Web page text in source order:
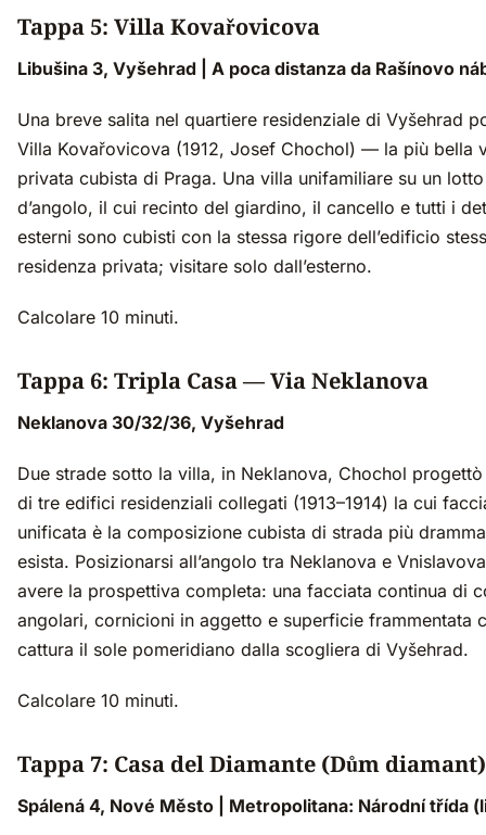
Tappa 5: Villa Kovařovicova
Libušina 3, Vyšehrad | A poca distanza da Rašínovo
Una breve salita nel quartiere residenziale di Vyšehrad
Villa Kovařovicova (1912, Josef Chochol) — la più bella
privata cubista di Praga. Una villa unifamiliare su un lotto
d’angolo, il cui recinto del giardino, il cancello e tutti i
esterni sono cubisti con la stessa rigore dell’edificio
residenza privata; visitare solo dall’esterno.
Calcolare 10 minuti.
Tappa 6: Tripla Casa — Via Neklanova
Neklanova 30/32/36, Vyšehrad
Due strade sotto la villa, in Neklanova, Chochol
di tre edifici residenziali collegati (1913–1914) la cui
unificata è la composizione cubista di strada più
esista. Posizionarsi all’angolo tra Neklanova e
avere la prospettiva completa: una facciata continua di
angolari, cornicioni in aggetto e superficie frammentata
cattura il sole pomeridiano dalla scogliera di Vyšehrad.
Calcolare 10 minuti.
Tappa 7: Casa del Diamante (Dům diamant)
Spálená 4, Nové Město | Metropolitana: Národní třída